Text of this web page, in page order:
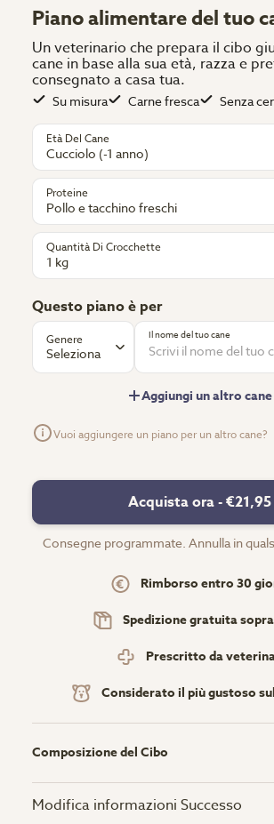
Piano alimentare del tuo
Un veterinario che prepara il cibo
cane in base alla sua età, razza e
consegnato a casa tua.
️Su misura ️Carne fresca ️Senza
Età Del Cane
Cucciolo (-1 anno)
Proteine
Pollo e tacchino freschi
Quantità Di Crocchette
1 kg
Questo piano è per
Genere
Seleziona
Il nome del tuo cane
Aggiungi un altro cane
Vuoi aggiungere un piano per un altro cane?
Acquista ora -€21,95
Consegne programmate. Annulla in
Rimborso entro 30
Spedizione gratuita
Prescritto da
Considerato il più gustoso
Composizione del Cibo
Tacchino fresco (25%), proteine
Modifica informazioni Successo